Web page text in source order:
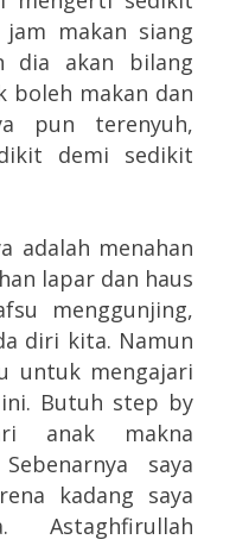
makan siang
dia akan bilang
boleh makan dan
pun terenyuh,
demi sedikit
adalah menahan
lapar dan haus
menggunjing,
diri kita. Namun
untuk mengajari
Butuh step by
anak makna
saya
kadang saya